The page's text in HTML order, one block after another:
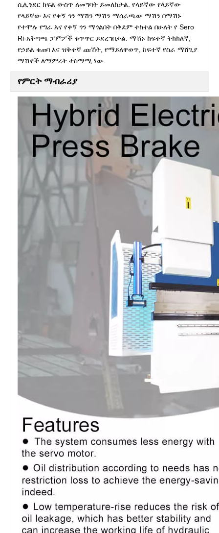
ሲሊንደር ክፍል ውስጥ ለመግባት ይመለከታል. የላይኛው የላይኛው
የላይኛው እና የቀኝ ጎን ማሽን ማሽን ማሰራጫው ማሽን በማሽኑ
የተሞሉ የግራ እና የቀኝ ጎን ማጎልበት በቅደም ተከተል በሁለት የ Sero
Ri-አቅጣጫ ፓምፖች ቁጥጥር ይደረግበታል. ማሽኑ ከፍተኛ ትክክለኛ,
የኃይል ቁጠባ እና ዝቅተኛ ጩኸት, የማይለዋወጥ, ከፍተኛ የስራ ማሸጊያ
ማሽኖች ለማምረት ተስማሚ ነው.
የምርት ማብራሪያ